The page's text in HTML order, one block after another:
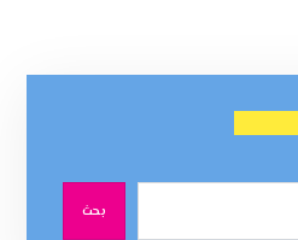
بحث